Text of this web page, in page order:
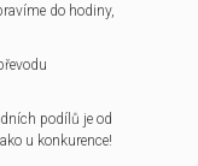
do hodiny,
podílů je od
u konkurence!